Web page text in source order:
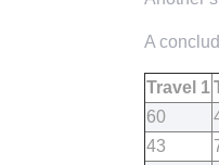
A
Travel 1
60
43